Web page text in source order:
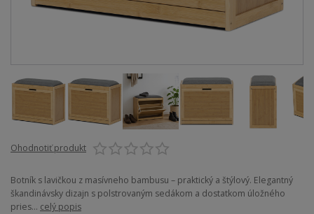
Ohodnotiť produkt
Botník s lavičkou z masívneho bambusu – praktický a štýlový. Elegantný
škandinávsky dizajn s polstrovaným sedákom a dostatkom úložného
pries... celý popis